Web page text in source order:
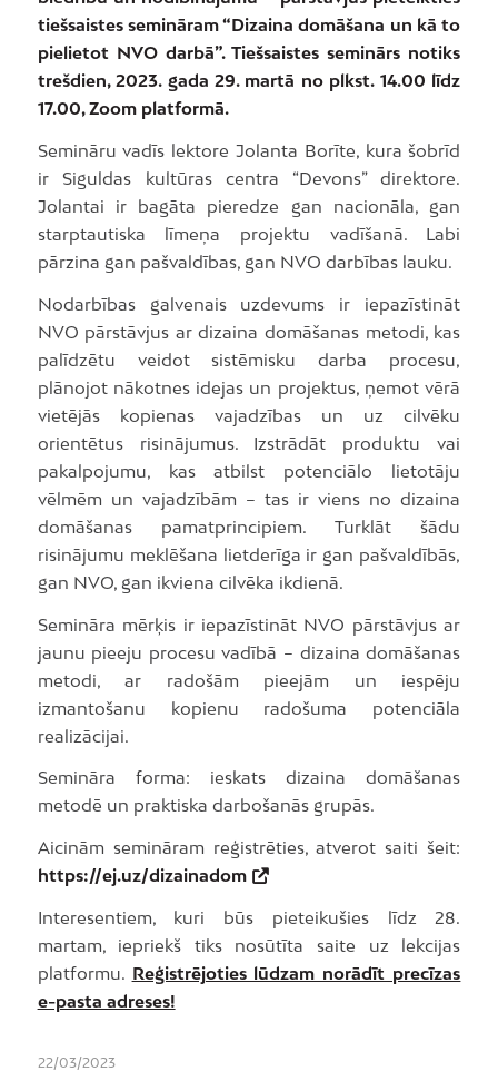
tiešsaistes semināram “Dizaina domāšana un kā to
pielietot NVO darbā”. Tiešsaistes seminārs notiks
trešdien, 2023. gada 29. martā no plkst. 14.00 līdz
17.00, Zoom platformā.
Semināru vadīs lektore Jolanta Borīte, kura šobrīd
ir Siguldas kultūras centra “Devons” direktore.
Jolantai ir bagāta pieredze gan nacionāla, gan
starptautiska līmeņa projektu vadīšanā. Labi
pārzina gan pašvaldības, gan NVO darbības lauku.
Nodarbības galvenais uzdevums ir iepazīstināt
NVO pārstāvjus ar dizaina domāšanas metodi, kas
palīdzētu veidot sistēmisku darba procesu,
plānojot nākotnes idejas un projektus, ņemot vērā
vietējās kopienas vajadzības un uz cilvēku
orientētus risinājumus. Izstrādāt produktu vai
pakalpojumu, kas atbilst potenciālo lietotāju
vēlmēm un vajadzībām – tas ir viens no dizaina
domāšanas pamatprincipiem. Turklāt šādu
risinājumu meklēšana lietderīga ir gan pašvaldībās,
gan NVO, gan ikviena cilvēka ikdienā.
Semināra mērķis ir iepazīstināt NVO pārstāvjus ar
jaunu pieeju procesu vadībā – dizaina domāšanas
metodi, ar radošām pieejām un iespēju
izmantošanu kopienu radošuma potenciāla
realizācijai.
Semināra forma: ieskats dizaina domāšanas
metodē un praktiska darbošanās grupās.
Aicinām semināram reģistrēties, atverot saiti šeit:
https://ej.uz/dizainadom
Interesentiem, kuri būs pieteikušies līdz 28.
martam, iepriekš tiks nosūtīta saite uz lekcijas
platformu. Reģistrējoties lūdzam norādīt precīzas
e-pasta adreses!
22/03/2023